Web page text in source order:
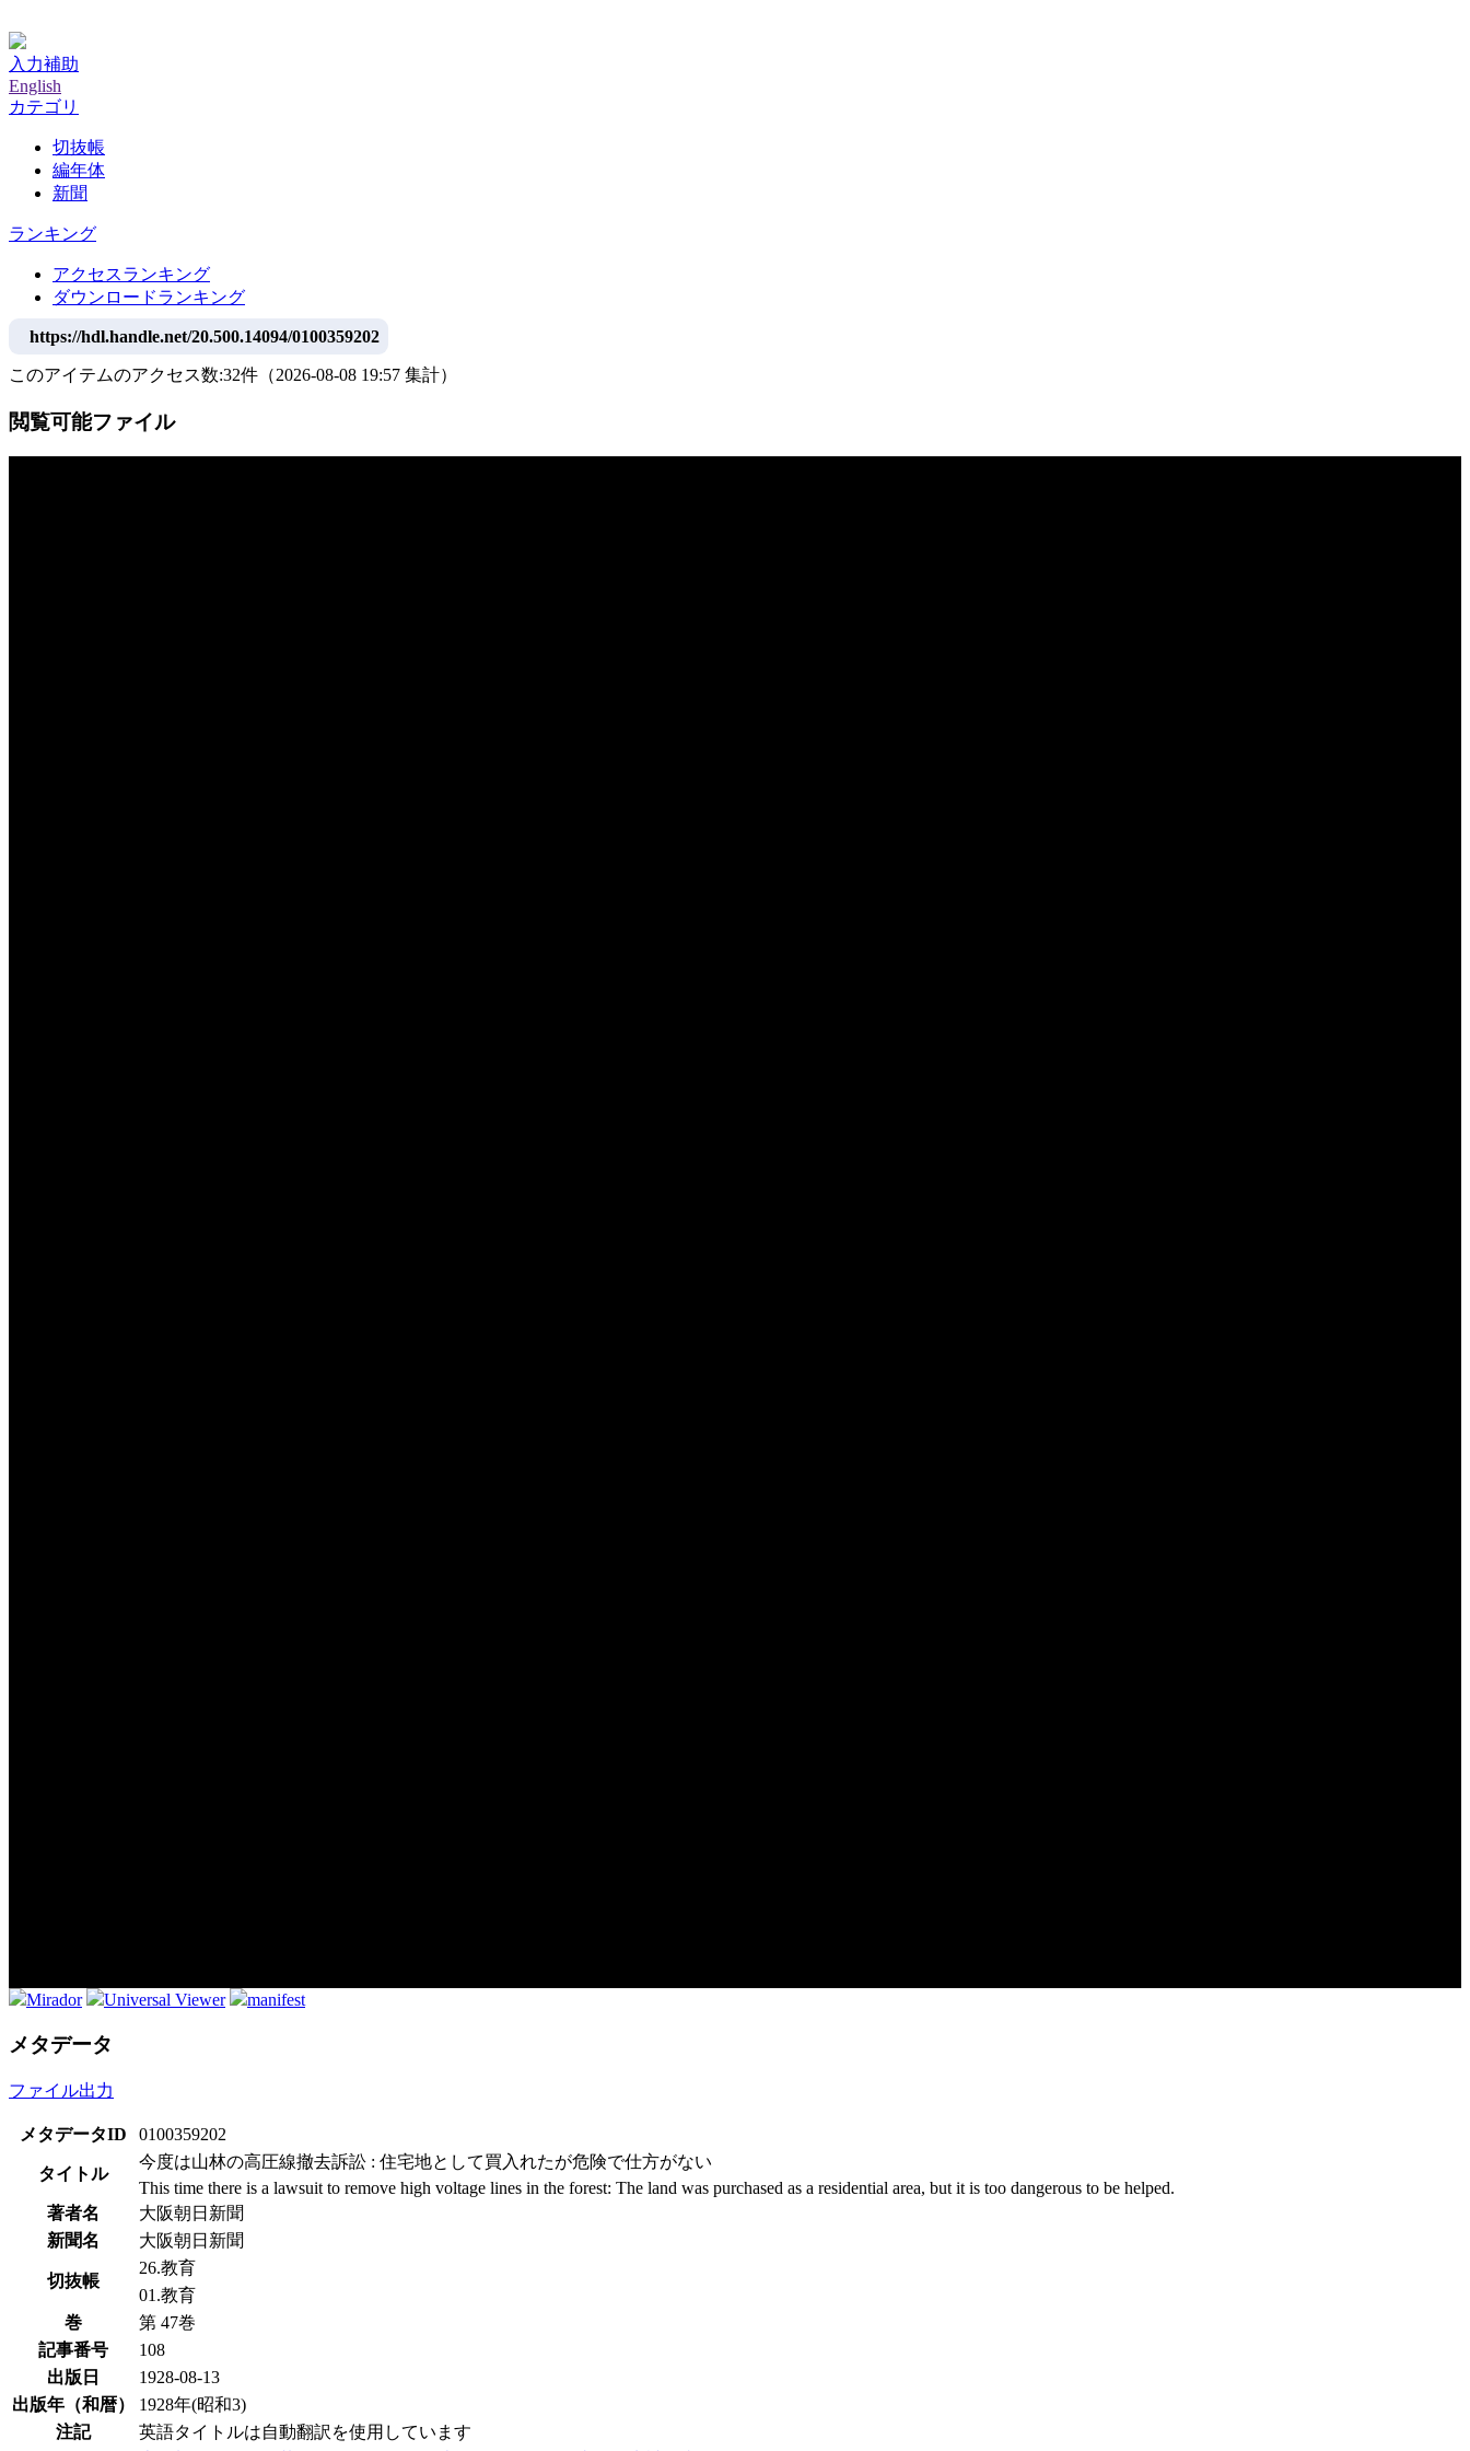
入力補助
English
カテゴリ
切抜帳
編年体
新聞
ランキング
アクセスランキング
ダウンロードランキング
https://hdl.handle.net/20.500.14094/0100359202
このアイテムのアクセス数:32件 （2026-08-08 19:57 集計）
閲覧可能ファイル
Mirador Universal Viewer manifest
メタデータ
ファイル出力
メタデータID 0100359202
タイトル
今度は山林の高圧線撤去訴訟 : 住宅地として買入れたが危険で仕方がない
This time there is a lawsuit to remove high voltage lines in the forest: The land was purchased as a residential area, but it is too dangerous to be helped.
著者名
大阪朝日新聞
新聞名
大阪朝日新聞
切抜帳
26.教育
01.教育
巻
第 47巻
記事番号
108
出版日
1928-08-13
出版年（和暦）
1928年(昭和3)
注記
英語タイトルは自動翻訳を使用しています